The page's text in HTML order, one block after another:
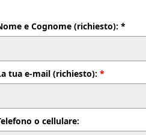
e Cognome (richiesto): *
tua e-mail (richiesto): *
o cellulare: